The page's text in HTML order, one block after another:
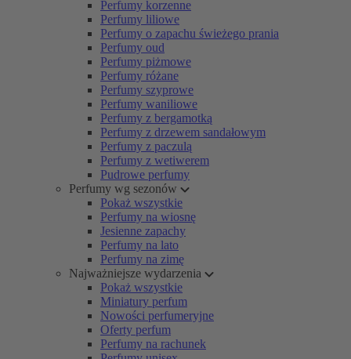
Perfumy korzenne
Perfumy liliowe
Perfumy o zapachu świeżego prania
Perfumy oud
Perfumy piżmowe
Perfumy różane
Perfumy szyprowe
Perfumy waniliowe
Perfumy z bergamotką
Perfumy z drzewem sandałowym
Perfumy z paczulą
Perfumy z wetiwerem
Pudrowe perfumy
Perfumy wg sezonów
Pokaż wszystkie
Perfumy na wiosnę
Jesienne zapachy
Perfumy na lato
Perfumy na zimę
Najważniejsze wydarzenia
Pokaż wszystkie
Miniatury perfum
Nowości perfumeryjne
Oferty perfum
Perfumy na rachunek